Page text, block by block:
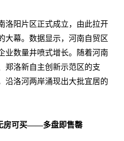
洛阳片区正式成立，由此拉开
大幕。数据显示，河南自贸区
业数量井喷式增长。随着河南
郑洛新自主创新示范区的支
沿洛河两岸涌现出大批宜居的
房可买——多盘即售罄